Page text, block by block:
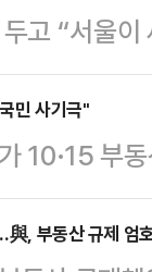
고 “서울
생방송한
호 국민의
구조로 굳
화’ 아니냐
연한 최수
민 사기극"
10·15 부
민이 신뢰
대표는 23
, 부동산 규제 엄